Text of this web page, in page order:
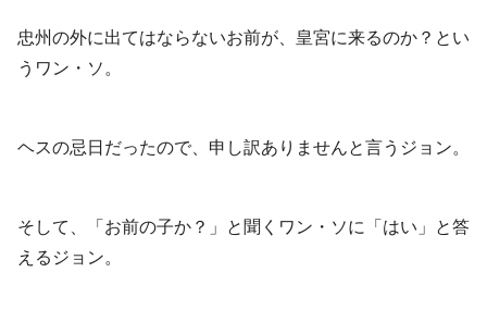
忠州の外に出てはならないお前が、皇宮に来るのか？とい
うワン・ソ。
ヘスの忌日だったので、申し訳ありませんと言うジョン。
そして、「お前の子か？」と聞くワン・ソに「はい」と答
えるジョン。